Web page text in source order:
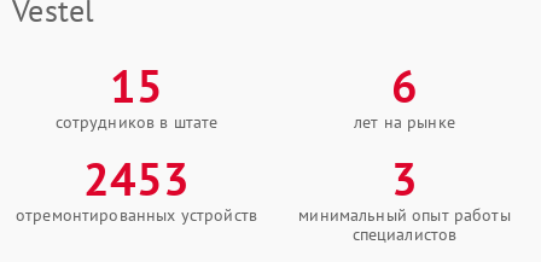
Vestel
15
сотрудников в штате
6
лет на рынке
2453
отремонтированных устройств
3
минимальный опыт работы
специалистов